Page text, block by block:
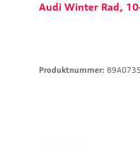
Audi Winter Rad,
Produktnummer: